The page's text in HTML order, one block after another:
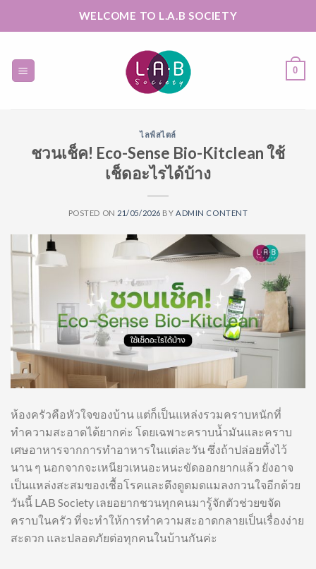
WELCOME TO L.A.B SOCIETY
0
ไลฟ์สไตล์
ชวนเช็ค! Eco-Sense Bio-Kitclean ใช้
เช็ดอะไรได้บ้าง
POSTED ON 21/05/2026 BY ADMIN CONTENT
ห้องครัวคือหัวใจของบ้าน แต่ก็เป็นแหล่งรวมคราบหนักที่
ทำความสะอาดได้ยากค่ะ โดยเฉพาะคราบน้ำมันและคราบ
เศษอาหารจากการทำอาหารในแต่ละวัน ซึ่งถ้าปล่อยทิ้งไว้
นาน ๆ นอกจากจะเหนียวเหนอะหนะขัดออกยากแล้ว ยังอาจ
เป็นแหล่งสะสมของเชื้อโรคและดึงดูดมดแมลงกวนใจอีกด้วย
วันนี้ LAB Society เลยอยากชวนทุกคนมารู้จักตัวช่วยขจัด
คราบในครัว ที่จะทำให้การทำความสะอาดกลายเป็นเรื่องง่าย
สะดวก และปลอดภัยต่อทุกคนในบ้านกันค่ะ